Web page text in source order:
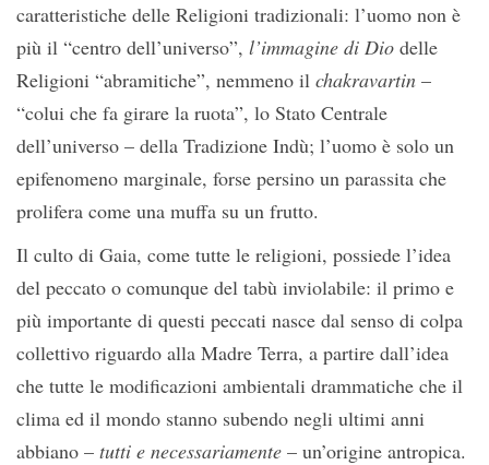
caratteristiche delle Religioni tradizionali: l’uomo non è
più il “centro dell’universo”, l’immagine di Dio delle
Religioni “abramitiche”, nemmeno il chakravartin –
“colui che fa girare la ruota”, lo Stato Centrale
dell’universo – della Tradizione Indù; l’uomo è solo un
epifenomeno marginale, forse persino un parassita che
prolifera come una muffa su un frutto.
Il culto di Gaia, come tutte le religioni, possiede l’idea
del peccato o comunque del tabù inviolabile: il primo e
più importante di questi peccati nasce dal senso di colpa
collettivo riguardo alla Madre Terra, a partire dall’idea
che tutte le modificazioni ambientali drammatiche che il
clima ed il mondo stanno subendo negli ultimi anni
abbiano – tutti e necessariamente – un’origine antropica.